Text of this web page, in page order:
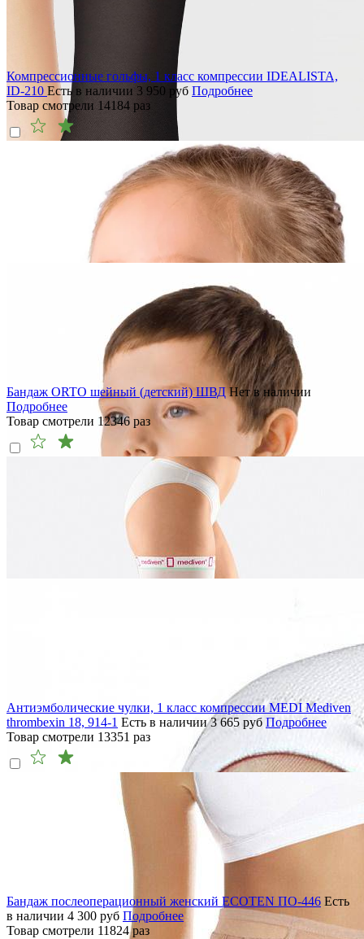
Компрессионные гольфы, 1 класс компрессии IDEALISTA,
ID-210 Есть в наличии 3 950 руб Подробнее
Товар смотрели 14184 раз
Бандаж ORTO шейный (детский) ШВД Нет в наличии
Подробнее
Товар смотрели 12346 раз
Антиэмболические чулки, 1 класс компрессии MEDI Mediven
thrombexin 18, 914-1 Есть в наличии 3 665 руб Подробнее
Товар смотрели 13351 раз
Бандаж послеоперационный женский ECOTEN ПО-446 Есть
в наличии 4 300 руб Подробнее
Товар смотрели 11824раз